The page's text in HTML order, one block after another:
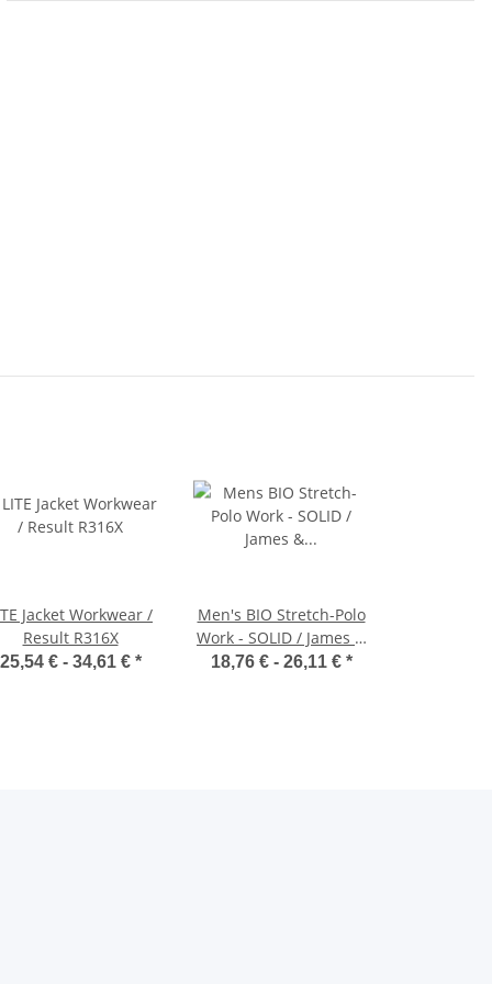
Jacket Workwear /
Result R316X
25,54 € - 34,61 € *
Men's BIO Stretch-Polo
Work - SOLID / James &
Nicholson JN1806
18,76 € - 26,11 € *